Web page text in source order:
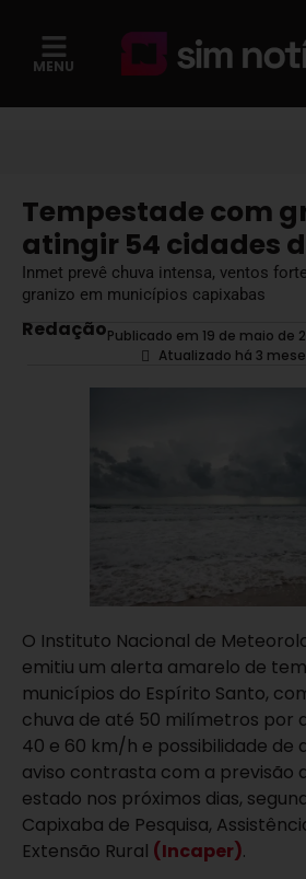
MENU
Tempestade com
atingir 54 cidades
Inmet prevê chuva intensa, ventos
granizo em municípios capixabas
RedaçãoPublicado em 19 de maio de
Atualizado há 3
O Instituto Nacional de
emitiu um alerta amarelo de
municípios do Espírito Santo,
chuva de até 50 milímetros por
40 e 60 km/h e possibilidade de
aviso contrasta com a previsão
estado nos próximos dias,
Capixaba de Pesquisa,
Extensão Rural (Incaper).